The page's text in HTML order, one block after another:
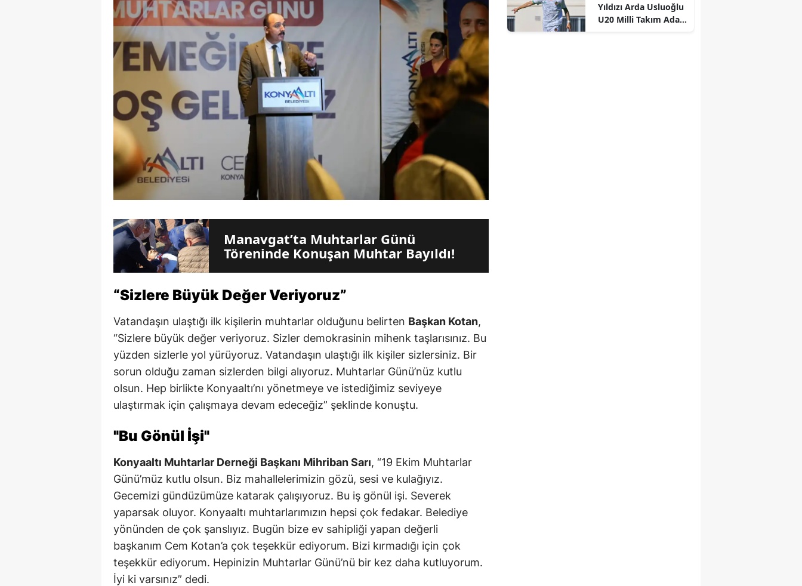
Manavgat’ta Muhtarlar Günü
Töreninde Konuşan Muhtar Bayıldı!
“Sizlere Büyük Değer Veriyoruz”
Vatandaşın ulaştığı ilk kişilerin muhtarlar olduğunu belirten Başkan Kotan,
“Sizlere büyük değer veriyoruz. Sizler demokrasinin mihenk taşlarısınız. Bu
yüzden sizlerle yol yürüyoruz. Vatandaşın ulaştığı ilk kişiler sizlersiniz. Bir
sorun olduğu zaman sizlerden bilgi alıyoruz. Muhtarlar Günü’nüz kutlu
olsun. Hep birlikte Konyaaltı’nı yönetmeye ve istediğimiz seviyeye
ulaştırmak için çalışmaya devam edeceğiz” şeklinde konuştu.
"Bu Gönül İşi"
Konyaaltı Muhtarlar Derneği Başkanı Mihriban Sarı, “19 Ekim Muhtarlar
Günü’müz kutlu olsun. Biz mahallelerimizin gözü, sesi ve kulağıyız.
Gecemizi gündüzümüze katarak çalışıyoruz. Bu iş gönül işi. Severek
yaparsak oluyor. Konyaaltı muhtarlarımızın hepsi çok fedakar. Belediye
yönünden de çok şanslıyız. Bugün bize ev sahipliği yapan değerli
başkanım Cem Kotan’a çok teşekkür ediyorum. Bizi kırmadığı için çok
teşekkür ediyorum. Hepinizin Muhtarlar Günü’nü bir kez daha kutluyorum.
İyi ki varsınız” dedi.
Yıldızı Arda Usluoğlu
U20 Milli Takım Aday